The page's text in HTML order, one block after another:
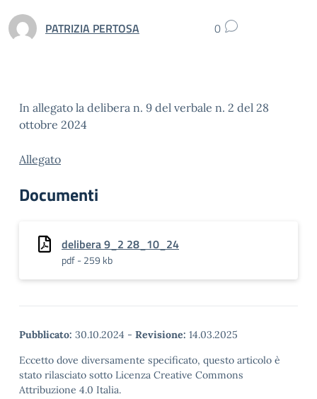
PATRIZIA PERTOSA 0
In allegato la delibera n. 9 del verbale n. 2 del 28
ottobre 2024
Allegato
Documenti
delibera 9_2 28_10_24
pdf - 259 kb
Pubblicato: 30.10.2024 - Revisione: 14.03.2025
Eccetto dove diversamente specificato, questo articolo è
stato rilasciato sotto Licenza Creative Commons
Attribuzione 4.0 Italia.